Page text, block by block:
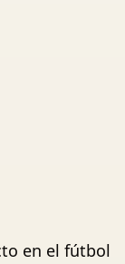
en el fútbol